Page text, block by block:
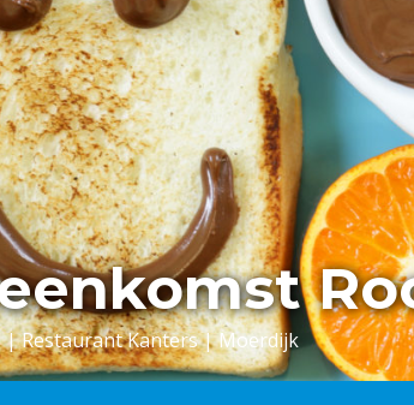
| Restaurant Kanters | Moerdijk